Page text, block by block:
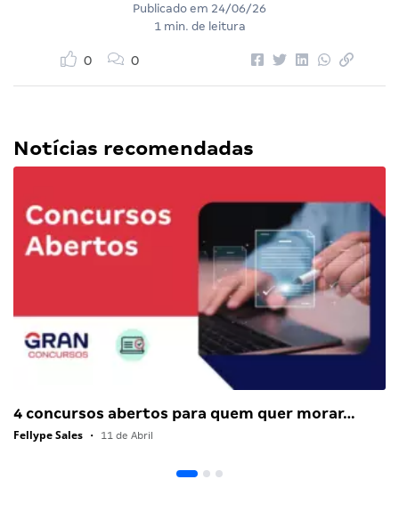
Publicado em 24/06/26
1 min. de leitura
0 0
Notícias recomendadas
4 concursos abertos para quem quer morar…
Fellype Sales • 11 de Abril